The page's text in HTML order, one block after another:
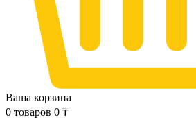
Ваша корзина
0 товаров 0 ₸